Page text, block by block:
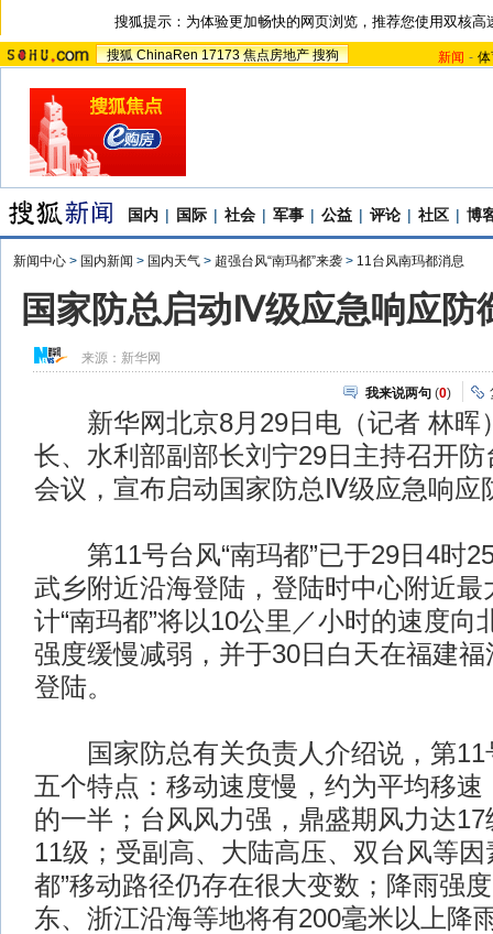
搜狐提示：为体验更加畅快的网页浏览，推荐您使用双核高
搜狐 ChinaRen 17173 焦点房地产 搜狗 新闻 -
国内 | 国际 | 社会 | 军事 | 公益 | 评论 | 社区 | 博
新闻中心 > 国内新闻 > 国内天气 > 超强台风“南玛都”来袭 > 11台风南玛都消息
国家防总启动Ⅳ级应急响应防
来源： 新华网
我来说两句 (0)
新华网北京8月29日电（记者 林晖
长、水利部副部长刘宁29日主持召开
会议，宣布启动国家防总Ⅳ级应急响应
第11号台风“南玛都”已于29日4时
武乡附近沿海登陆，登陆时中心附近最
计“南玛都”将以10公里／小时的速度向
强度缓慢减弱，并于30日白天在福建
登陆。
国家防总有关负责人介绍说，第11
五个特点：移动速度慢，约为平均移速
的一半；台风风力强，鼎盛期风力达
11级；受副高、大陆高压、双台风等因
都”移动路径仍存在很大变数；降雨强
东、浙江沿海等地将有200毫米以上降